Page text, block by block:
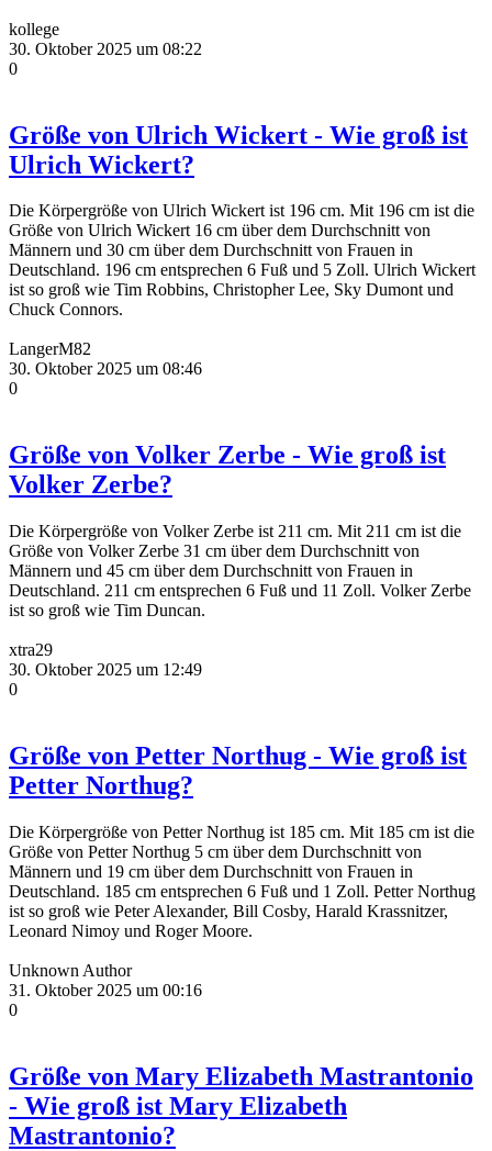
kollege
30. Oktober 2025 um 08:22
0
Größe von Ulrich Wickert - Wie groß ist
Ulrich Wickert?
Die Körpergröße von Ulrich Wickert ist 196 cm. Mit 196 cm ist die
Größe von Ulrich Wickert 16 cm über dem Durchschnitt von
Männern und 30 cm über dem Durchschnitt von Frauen in
Deutschland. 196 cm entsprechen 6 Fuß und 5 Zoll. Ulrich Wickert
ist so groß wie Tim Robbins, Christopher Lee, Sky Dumont und
Chuck Connors.
LangerM82
30. Oktober 2025 um 08:46
0
Größe von Volker Zerbe - Wie groß ist
Volker Zerbe?
Die Körpergröße von Volker Zerbe ist 211 cm. Mit 211 cm ist die
Größe von Volker Zerbe 31 cm über dem Durchschnitt von
Männern und 45 cm über dem Durchschnitt von Frauen in
Deutschland. 211 cm entsprechen 6 Fuß und 11 Zoll. Volker Zerbe
ist so groß wie Tim Duncan.
xtra29
30. Oktober 2025 um 12:49
0
Größe von Petter Northug - Wie groß ist
Petter Northug?
Die Körpergröße von Petter Northug ist 185 cm. Mit 185 cm ist die
Größe von Petter Northug 5 cm über dem Durchschnitt von
Männern und 19 cm über dem Durchschnitt von Frauen in
Deutschland. 185 cm entsprechen 6 Fuß und 1 Zoll. Petter Northug
ist so groß wie Peter Alexander, Bill Cosby, Harald Krassnitzer,
Leonard Nimoy und Roger Moore.
Unknown Author
31. Oktober 2025 um 00:16
0
Größe von Mary Elizabeth Mastrantonio
- Wie groß ist Mary Elizabeth
Mastrantonio?